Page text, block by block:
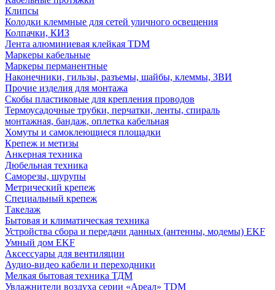
Клипсы
Колодки клеммные для сетей уличного освещения
Колпачки, КИЗ
Лента алюминиевая клейкая TDM
Маркеры кабельные
Маркеры перманентные
Наконечники, гильзы, разъемы, шайбы, клеммы, ЗВИ
Прочие изделия для монтажа
Скобы пластиковые для крепления проводов
Термоусадочные трубки, перчатки, ленты, спираль
монтажная, бандаж, оплетка кабельная
Хомуты и самоклеющиеся площадки
Крепеж и метизы
Анкерная техника
Дюбельная техника
Саморезы, шурупы
Метрический крепеж
Специальный крепеж
Такелаж
Бытовая и климатическая техника
Устройства сбора и передачи данных (антенны, модемы) EKF
Умный дом EKF
Аксессуары для вентиляции
Аудио-видео кабели и переходники
Мелкая бытовая техника ТДМ
Увлажнители воздуха серии «Ареал» TDM